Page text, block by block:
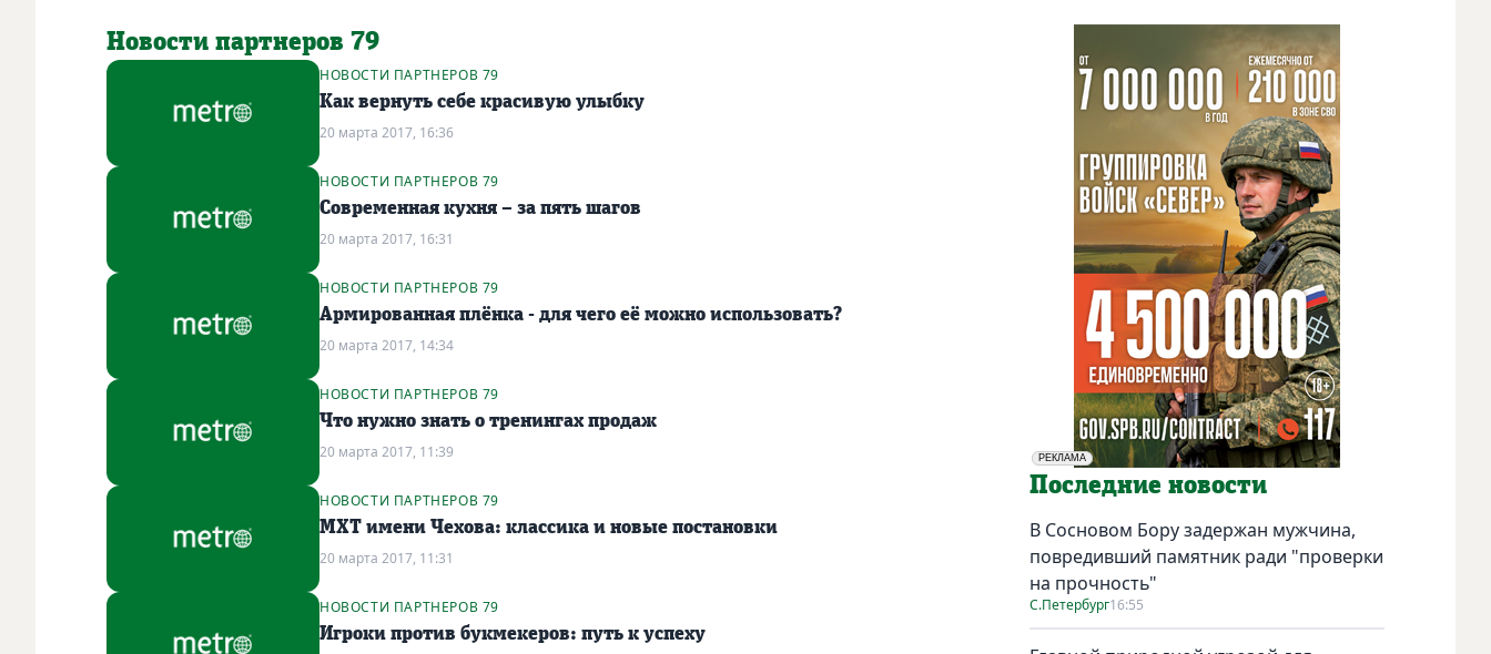
Новости партнеров 79
НОВОСТИ ПАРТНЕРОВ 79
Как вернуть себе красивую улыбку
20 марта 2017, 16:36
НОВОСТИ ПАРТНЕРОВ 79
Современная кухня – за пять шагов
20 марта 2017, 16:31
НОВОСТИ ПАРТНЕРОВ 79
Армированная плёнка - для чего её можно использовать?
20 марта 2017, 14:34
НОВОСТИ ПАРТНЕРОВ 79
Что нужно знать о тренингах продаж
20 марта 2017, 11:39
НОВОСТИ ПАРТНЕРОВ 79
МХТ имени Чехова: классика и новые постановки
20 марта 2017, 11:31
НОВОСТИ ПАРТНЕРОВ 79
Игроки против букмекеров: путь к успеху
РЕКЛАМА
Социальная реклама
Последние новости
В Сосновом Бору задержан мужчина,
повредивший памятник ради "проверки
на прочность"
С.Петербург16:55